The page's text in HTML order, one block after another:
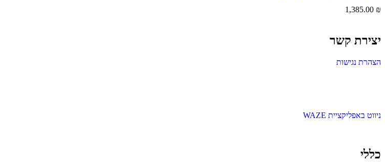
1,385.00 ₪
יצירת קשר
הצהרת נגישות
ניווט באפליקציית WAZE
כללי